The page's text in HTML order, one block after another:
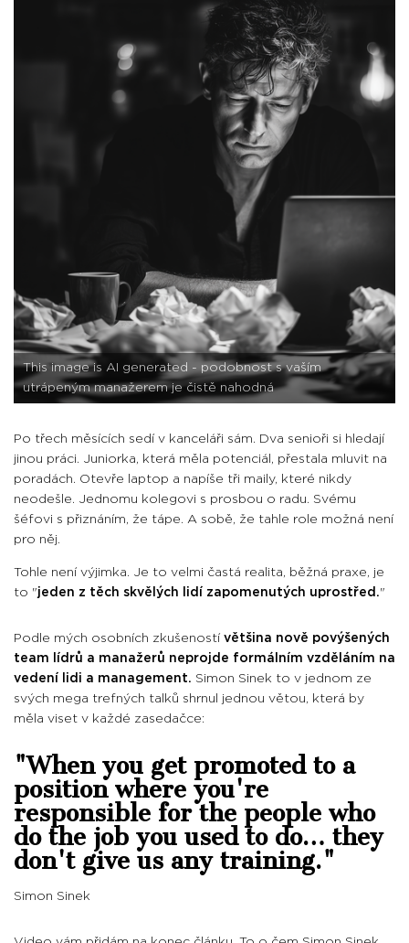
This image is AI generated - podobnost s vaším
utrápeným manažerem je čistě nahodná
Po třech měsících sedí v kanceláři sám. Dva senioři si hledají
jinou práci. Juniorka, která měla potenciál, přestala mluvit na
poradách. Otevře laptop a napíše tři maily, které nikdy
neodešle. Jednomu kolegovi s prosbou o radu. Svému
šéfovi s přiznáním, že tápe. A sobě, že tahle role možná není
pro něj.
Tohle není výjimka. Je to velmi častá realita, běžná praxe, je
to "jeden z těch skvělých lidí zapomenutých uprostřed."
Podle mých osobních zkušeností většina nově povýšených
team lídrů a manažerů neprojde formálním vzděláním na
vedení lidi a management. Simon Sinek to v jednom ze
svých mega trefných talků shrnul jednou větou, která by
měla viset v každé zasedačce:
"When you get promoted to a
position where you're
responsible for the people who
do the job you used to do… they
don't give us any training."
Simon Sinek